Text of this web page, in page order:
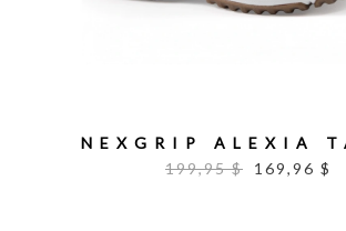
NEXGRIP ALEXIA
199,95 $
169,96 $